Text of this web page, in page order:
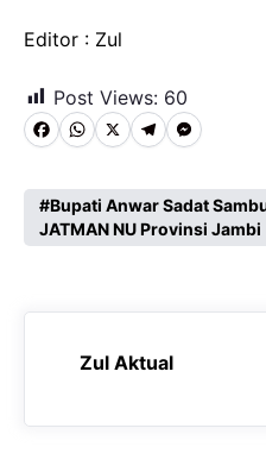
Editor : Zul
Post Views: 60
F
c
e
o
W
a
t
A
p
X T
l
e
r
a
M
s
s
n
r
Bupati Anwar Sadat
JATMAN NU Provinsi Jambi
Zul Aktual